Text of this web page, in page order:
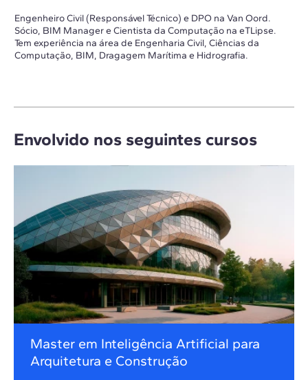
Engenheiro Civil (Responsável Técnico) e DPO na Van Oord.
Sócio, BIM Manager e Cientista da Computação na eTLipse.
Tem experiência na área de Engenharia Civil, Ciências da
Computação, BIM, Dragagem Marítima e Hidrografia.
Envolvido nos seguintes cursos
Master em Inteligência Artificial para
Arquitetura e Construção